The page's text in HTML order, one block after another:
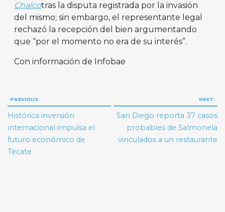
Chalcotras la disputa registrada por la invasión
del mismo; sin embargo, el representante legal
rechazó la recepción del bien argumentando
que “por el momento no era de su interés”.
Con información de Infobae
Navegación
de
entradas
PREVIOUS:
Histórica inversión
internacional impulsa el
futuro económico de
Tecate
NEXT:
San Diego reporta 37 casos
probables de Salmonela
vinculados a un restaurante